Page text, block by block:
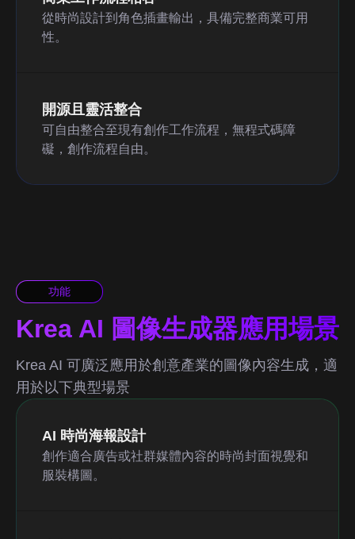
從時尚設計到角色插畫輸出，具備完整商業可用
性。
開源且靈活整合
可自由整合至現有創作工作流程，無程式碼障
礙，創作流程自由。
功能
Krea AI 圖像生成器應用場景
Krea AI 可廣泛應用於創意產業的圖像內容生成，適
用於以下典型場景
AI 時尚海報設計
創作適合廣告或社群媒體內容的時尚封面視覺和
服裝構圖。